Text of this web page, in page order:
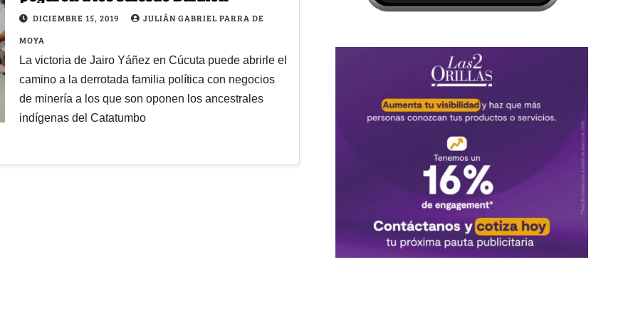
DICIEMBRE 15, 2019
JULIÁN GABRIEL PARRA DE
MOYA
La victoria de Jairo Yáñez en Cúcuta puede abrirle el
camino a la derrotada familia política con negocios
de minería a los que son oponen los ancestrales
indígenas del Catatumbo